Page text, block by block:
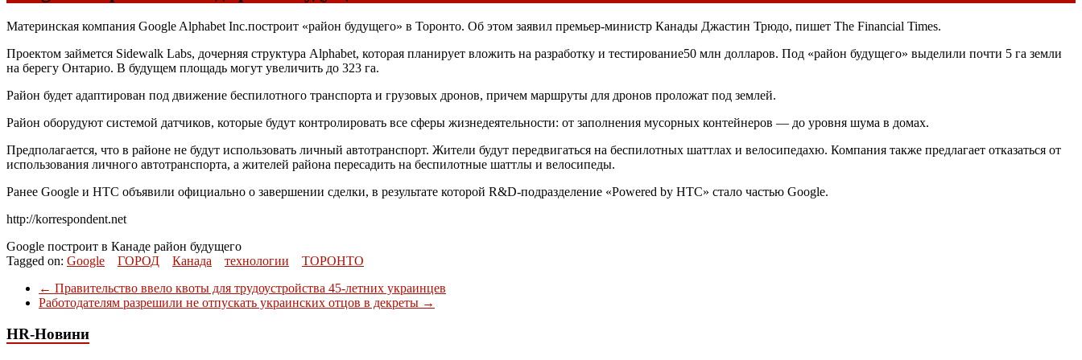
Материнская компания Google Alphabet Inc.построит «район будущего» в Торонто. Об этом заявил премьер-министр Канады Джастин Трюдо, пишет The Financial Times.
Проектом займется Sidewalk Labs, дочерняя структура Alphabet, которая планирует вложить на разработку и тестирование50 млн долларов. Под «район будущего» выделили почти 5 га земли
на берегу Онтарио. В будущем площадь могут увеличить до 323 га.
Район будет адаптирован под движение беспилотного транспорта и грузовых дронов, причем маршруты для дронов проложат под землей.
Район оборудуют системой датчиков, которые будут контролировать все сферы жизнедеятельности: от заполнения мусорных контейнеров — до уровня шума в домах.
Предполагается, что в районе не будут использовать личный автотранспорт. Жители будут передвигаться на беспилотных шаттлах и велосипедахю. Компания также предлагает отказаться от
использования личного автотранспорта, а жителей района пересадить на беспилотные шаттлы и велосипеды.
Ранее Google и HTC объявили официально о завершении сделки, в результате которой R&D-подразделение «Powered by HTC» стало частью Google.
http://korrespondent.net
Google построит в Канаде район будущего
Tagged on: Google ГОРОД Канада технологии
ТОРОНТО
← Правительство ввело квоты для трудоустройства 45-летних украинцев
Работодателям разрешили не отпускать украинских отцов в декреты →
HR-Новини